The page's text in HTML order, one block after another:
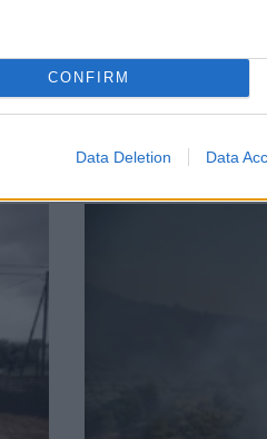
CONFIRM
Data Deletion Data
ΕΛΛΑΔΑ
Φωτιά σε χώρο
Επιχειρούν 28